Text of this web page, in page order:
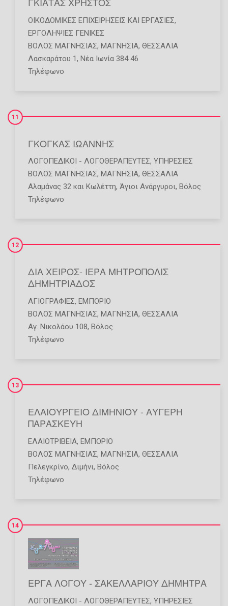
ΟΙΚΟΔΟΜΙΚΈΣ ΕΠΙΧΕΙΡΉΣΕΙΣ ΚΑΙ ΕΡΓΑΣΊΕΣ,
ΕΡΓΟΛΗΨΊΕΣ ΓΕΝΙΚΈΣ
ΒΟΛΟΣ ΜΑΓΝΗΣΙΑΣ, ΜΑΓΝΗΣΙΑ, ΘΕΣΣΑΛΙΑ
Λασκαράτου 1, Νέα Ιωνία 384 46
Τηλέφωνο
ΓΚΟΓΚΑΣ ΙΩΑΝΝΗΣ
11
ΛΟΓΟΠΕΔΙΚΟΊ - ΛΟΓΟΘΕΡΑΠΕΥΤΈΣ, ΥΠΗΡΕΣΊΕΣ
ΒΟΛΟΣ ΜΑΓΝΗΣΙΑΣ, ΜΑΓΝΗΣΙΑ, ΘΕΣΣΑΛΙΑ
Αλαμάνας 32 και Κωλέττη, Άγιοι Ανάργυροι, Βόλος
Τηλέφωνο
ΔΙΑ ΧΕΙΡΟΣ- ΙΕΡΑ ΜΗΤΡΟΠΟΛΙΣ
ΔΗΜΗΤΡΙΑΔΟΣ
12
ΑΓΙΟΓΡΑΦΊΕΣ, ΕΜΠΌΡΙΟ
ΒΟΛΟΣ ΜΑΓΝΗΣΙΑΣ, ΜΑΓΝΗΣΙΑ, ΘΕΣΣΑΛΙΑ
Αγ. Νικολάου 108, Βόλος
Τηλέφωνο
ΕΛΑΙΟΥΡΓΕΙΟ ΔΙΜΗΝΙΟΥ - ΑΥΓΕΡΗ
ΠΑΡΑΣΚΕΥΗ
13
ΕΛΑΙΟΤΡΙΒΕΊΑ, ΕΜΠΌΡΙΟ
ΒΟΛΟΣ ΜΑΓΝΗΣΙΑΣ, ΜΑΓΝΗΣΙΑ, ΘΕΣΣΑΛΙΑ
Πελεγκρίνο, Διμήνι, Βόλος
Τηλέφωνο
ΕΡΓΑ ΛΟΓΟΥ - ΣΑΚΕΛΛΑΡΙΟΥ ΔΗΜΗΤΡΑ
14
ΛΟΓΟΠΕΔΙΚΟΊ - ΛΟΓΟΘΕΡΑΠΕΥΤΈΣ, ΥΠΗΡΕΣΊΕΣ